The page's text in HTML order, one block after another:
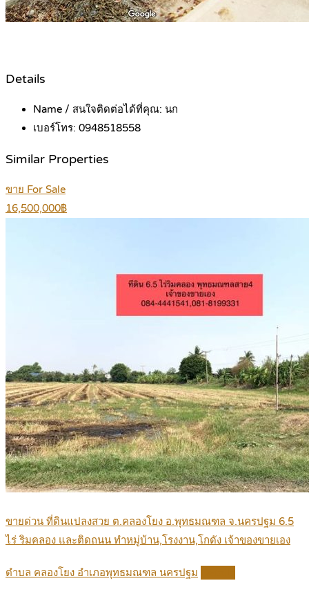
Details
Name / สนใจติดต่อได้ที่คุณ: นก
เบอร์โทร: 0948518558
Similar Properties
ขาย For Sale
16,500,000฿
ขายด่วน ที่ดินแปลงสวย ต.คลองโยง อ.พุทธมณฑล จ.นครปฐม 6.5
ไร่ ริมคลอง และติดถนน ทำหมู่บ้าน,โรงงาน,โกดัง เจ้าของขายเอง
ตำบล คลองโยง อำเภอพุทธมณฑล นครปฐม